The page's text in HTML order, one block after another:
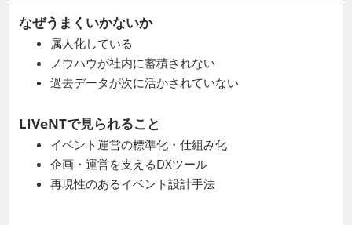
なぜうまくいかないか
属人化している
ノウハウが社内に蓄積されない
過去データが次に活かされていない
LIVeNTで見られること
イベント運営の標準化・仕組み化
企画・運営を支えるDXツール
再現性のあるイベント設計手法